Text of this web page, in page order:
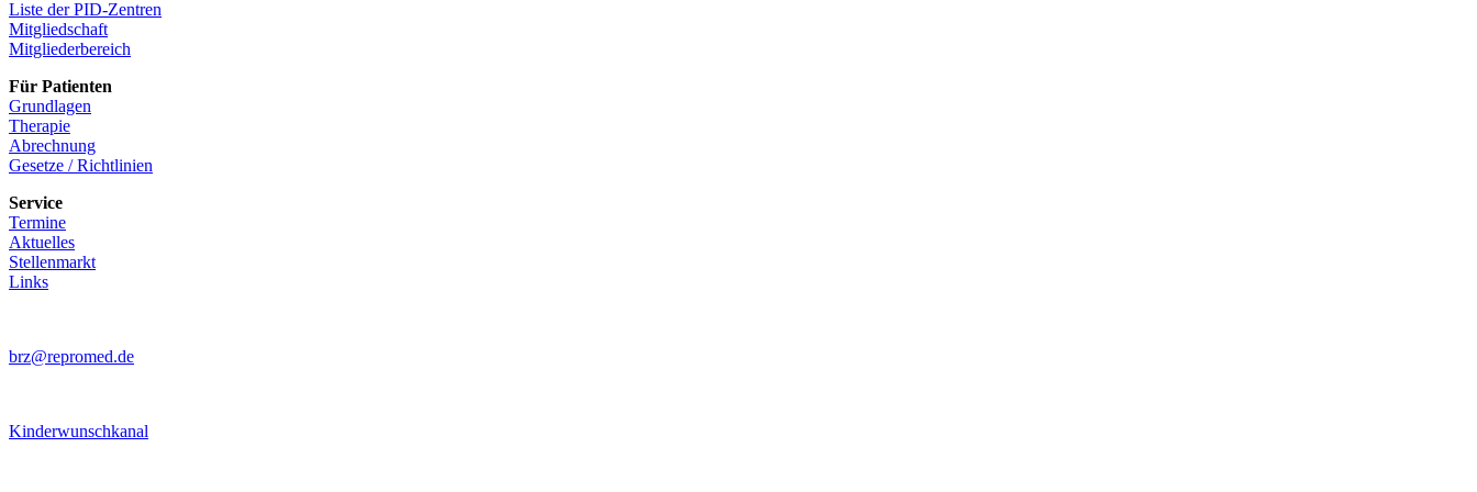
Liste der PID-Zentren
Mitgliedschaft
Mitgliederbereich
Für Patienten
Grundlagen
Therapie
Abrechnung
Gesetze / Richtlinien
Service
Termine
Aktuelles
Stellenmarkt
Links
brz@repromed.de
Kinderwunschkanal